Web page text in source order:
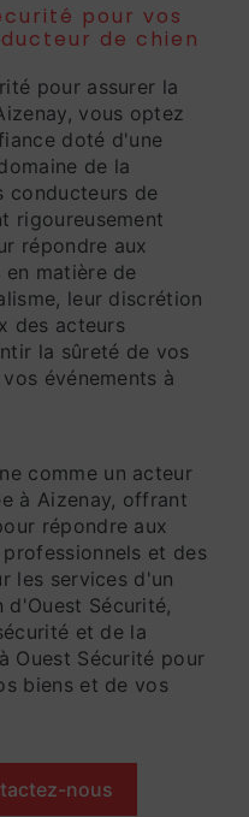
pour vos
de chien
pour assurer la
vous optez
doté d'une
de la
conducteurs de
rigoureusement
répondre aux
en matière de
leur discrétion
des acteurs
la sûreté de vos
événements à
comme un acteur
à Aizenay, offrant
répondre aux
et des
les services d'un
Sécurité,
et de la
Ouest Sécurité pour
biens et de vos
nous